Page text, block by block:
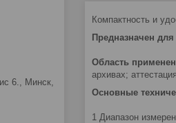
Компактность и
Предназначен
Область
архивах;
Основные
1 Диапазон
6., Минск,